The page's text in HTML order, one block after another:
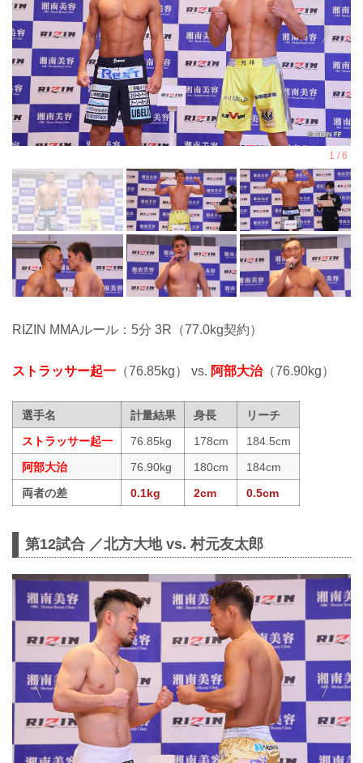
RIZIN MMAルール：5分 3R（77.0kg契約）
ストラッサー起一 （76.85kg） vs. 阿部大治（76.90kg）
選手名 計量結果 身長
リーチ
ストラッサー起一
76.85kg 178cm
184.5cm
阿部大治
76.90kg 180cm
184cm
両者の差
0.1kg 2cm 0.5cm
第12試合 ／北方大地 vs. 村元友太郎